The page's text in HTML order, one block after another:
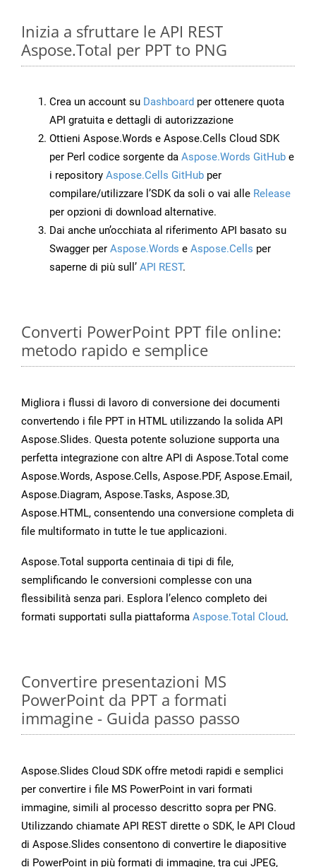
Inizia a sfruttare le API REST
Aspose.Total per PPT to PNG
Crea un account su Dashboard per ottenere quota
API gratuita e dettagli di autorizzazione
Ottieni Aspose.Words e Aspose.Cells Cloud SDK
per Perl codice sorgente da Aspose.Words GitHub e
i repository Aspose.Cells GitHub per
compilare/utilizzare l’SDK da soli o vai alle Release
per opzioni di download alternative.
Dai anche un’occhiata al riferimento API basato su
Swagger per Aspose.Words e Aspose.Cells per
saperne di più sull’ API REST.
Converti PowerPoint PPT file online:
metodo rapido e semplice
Migliora i flussi di lavoro di conversione dei documenti
convertendo i file PPT in HTML utilizzando la solida API
Aspose.Slides. Questa potente soluzione supporta una
perfetta integrazione con altre API di Aspose.Total come
Aspose.Words, Aspose.Cells, Aspose.PDF, Aspose.Email,
Aspose.Diagram, Aspose.Tasks, Aspose.3D,
Aspose.HTML, consentendo una conversione completa di
file multiformato in tutte le tue applicazioni.
Aspose.Total supporta centinaia di tipi di file,
semplificando le conversioni complesse con una
flessibilità senza pari. Esplora l’elenco completo dei
formati supportati sulla piattaforma Aspose.Total Cloud.
Convertire presentazioni MS
PowerPoint da PPT a formati
immagine - Guida passo passo
Aspose.Slides Cloud SDK offre metodi rapidi e semplici
per convertire i file MS PowerPoint in vari formati
immagine, simili al processo descritto sopra per PNG.
Utilizzando chiamate API REST dirette o SDK, le API Cloud
di Aspose.Slides consentono di convertire le diapositive
di PowerPoint in più formati di immagine, tra cui JPEG,